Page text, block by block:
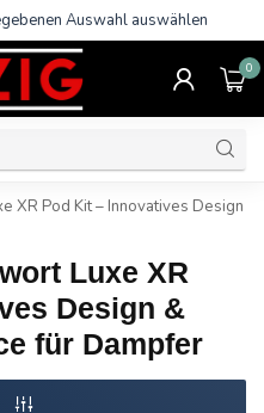
Auswahl auswählen
0
XR Pod Kit – Innovatives Design
Luxe XR
Design &
für Dampfer